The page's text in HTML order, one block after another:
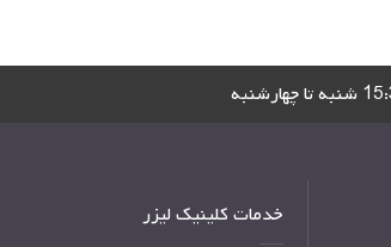
خدمات کلینیک لیزر